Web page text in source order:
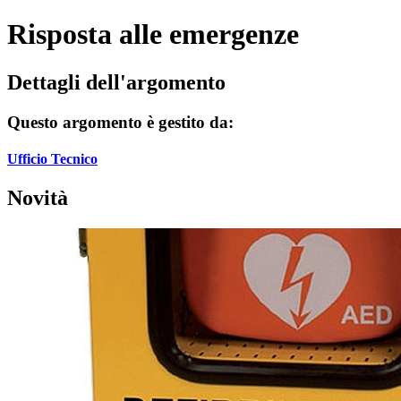
Risposta alle emergenze
Dettagli dell'argomento
Questo argomento è gestito da:
Ufficio Tecnico
Novità